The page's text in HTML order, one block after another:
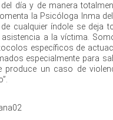
día y de manera
la Psicóloga Inma
cualquier índole se deja
a la víctima.
específicos de
especialmente para
produce un caso de